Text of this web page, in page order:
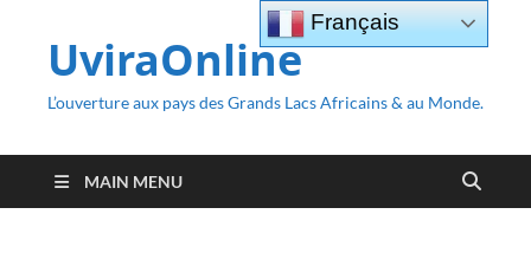
UviraOnline
L’ouverture aux pays des Grands Lacs Africains & au Monde.
MAIN MENU
Français